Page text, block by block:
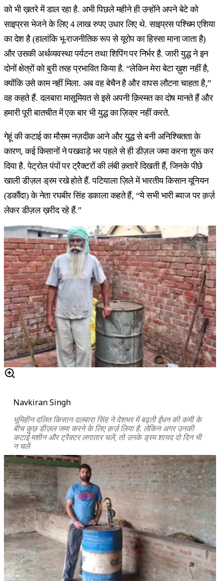
को भी ख़तरे में डाल रहा है. अभी पिछले महीने ही उन्होंने अपने बेटे को
साइप्रस भेजने के लिए 4 लाख रुपए उधार लिए थे. साइप्रस पश्चिम एशिया
का देश है (हालांकि भू-राजनीतिक रूप से यूरोप का हिस्सा माना जाता है)
और उसकी अर्थव्यवस्था पर्यटन तथा शिपिंग पर निर्भर है. जारी युद्ध ने इन
दोनों क्षेत्रों को बुरी तरह प्रभावित किया है. “लेकिन मेरा बेटा ख़ुश नहीं है,
क्योंकि उसे काम नहीं मिला. अब वह बेचैन है और वापस लौटना चाहता है,”
वह कहते हैं. दलबारा मासूमियत से इसे अपनी क़िस्मत का दोष मानते हैं और
हमारी पूरी बातचीत में एक बार भी युद्ध का ज़िक्र नहीं करते.
गेहूं की कटाई का मौसम नज़दीक आने और युद्ध से बनी अनिश्चितता के
कारण, कई किसानों ने पखवाड़े भर पहले से ही डीज़ल जमा करना शुरू कर
दिया है. पेट्रोल पंपों पर ट्रैक्टरों की लंबी क़तारें दिखती हैं, जिनके पीछे
खाली डीज़ल ड्रम रखे होते हैं. पटियाला ज़िले में भारतीय किसान यूनियन
(डकौंदा) के नेता रघबीर सिंह डकाला कहते हैं, “ये सभी भारी ब्याज पर क़र्ज़
लेकर डीज़ल ख़रीद रहे हैं.”
Navkiran Singh
भूमिहीन दलित किसान दलबारा सिंह ने देशभर में बढ़ती ईंधन की कमी के
बीच कुछ डीज़ल जमा करने के लिए क़र्ज़ लिया है. लेकिन अगर उनकी
कटाई मशीन और ट्रैक्टर लगातार चलें, तो उनके ड्रम शायद दो दिन भी
न चलें